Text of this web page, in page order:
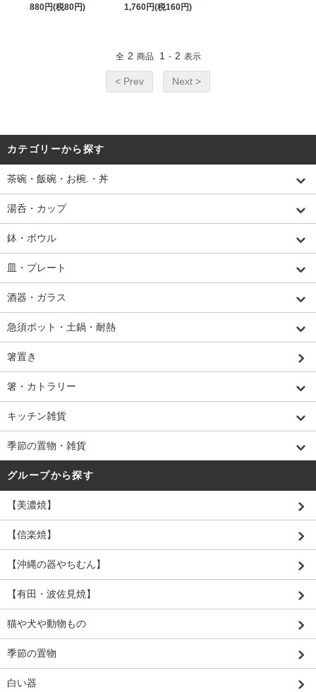
880円(税80円)
1,760円(税160円)
全 2 商品 1 - 2 表示
< Prev Next >
カテゴリーから探す
茶碗・飯碗・お椀.・丼
湯呑・カップ
鉢・ボウル
皿・プレート
酒器・ガラス
急須ポット・土鍋・耐熱
箸置き
箸・カトラリー
キッチン雑貨
季節の置物・雑貨
グループから探す
【美濃焼】
【信楽焼】
【沖縄の器やちむん】
【有田・波佐見焼】
猫や犬や動物もの
季節の置物
白い器